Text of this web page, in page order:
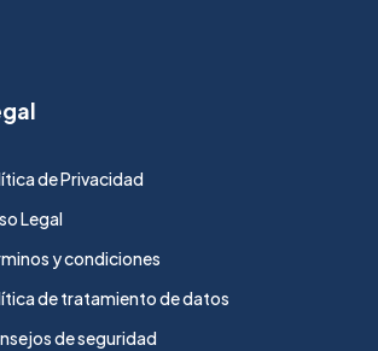
de Privacidad
Legal
y condiciones
de tratamiento de datos
de seguridad